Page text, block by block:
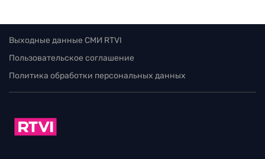
Выходные данные СМИ RTVI
Пользовательское соглашение
Политика обработки персональных данных